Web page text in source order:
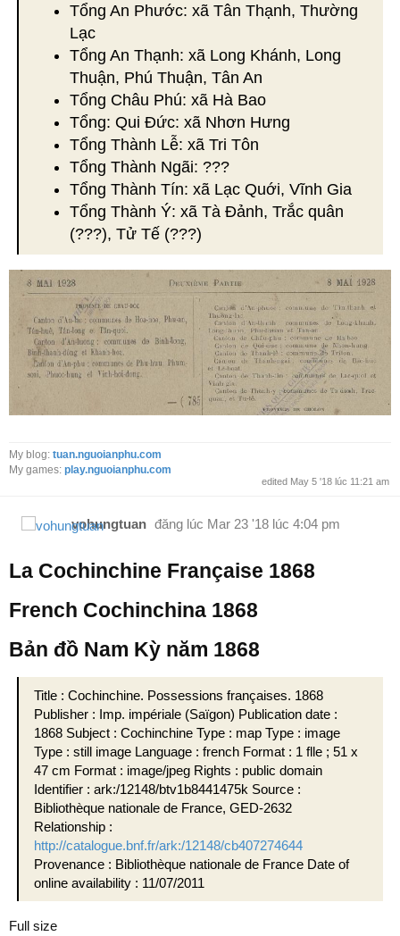
Tổng An Phước: xã Tân Thạnh, Thường
Lạc
Tổng An Thạnh: xã Long Khánh, Long
Thuận, Phú Thuận, Tân An
Tổng Châu Phú: xã Hà Bao
Tổng: Qui Đức: xã Nhơn Hưng
Tổng Thành Lễ: xã Tri Tôn
Tổng Thành Ngãi: ???
Tổng Thành Tín: xã Lạc Quới, Vĩnh Gia
Tổng Thành Ý: xã Tà Đảnh, Trắc quân
(???), Tử Tế (???)
My blog: tuan.nguoianphu.com
My games: play.nguoianphu.com
edited May 5 '18 lúc 11:21 am
vohungtuan đăng lúc Mar 23 '18 lúc 4:04 pm
La Cochinchine Française 1868
French Cochinchina 1868
Bản đồ Nam Kỳ năm 1868
Title : Cochinchine. Possessions françaises. 1868
Publisher : Imp. impériale (Saïgon) Publication date :
1868 Subject : Cochinchine Type : map Type : image
Type : still image Language : french Format : 1 flle ; 51 x
47 cm Format : image/jpeg Rights : public domain
Identifier : ark:/12148/btv1b8441475k Source :
Bibliothèque nationale de France, GED-2632
Relationship :
http://catalogue.bnf.fr/ark:/12148/cb407274644
Provenance : Bibliothèque nationale de France Date of
online availability : 11/07/2011
Full size